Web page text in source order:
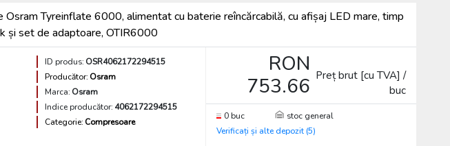
Tyreinflate 6000, alimentat cu baterie reîncărcabilă, cu afișaj LED mare, timp
și set de adaptoare, OTIR6000
ID produs: OSR4062172294515
Producător: Osram
Marca: Osram
Indice producător: 4062172294515
Categorie: Compresoare
RON
753.66 Preț brut [cu TVA] /
buc
0 buc
stoc general
Verificați și alte depozit (5)